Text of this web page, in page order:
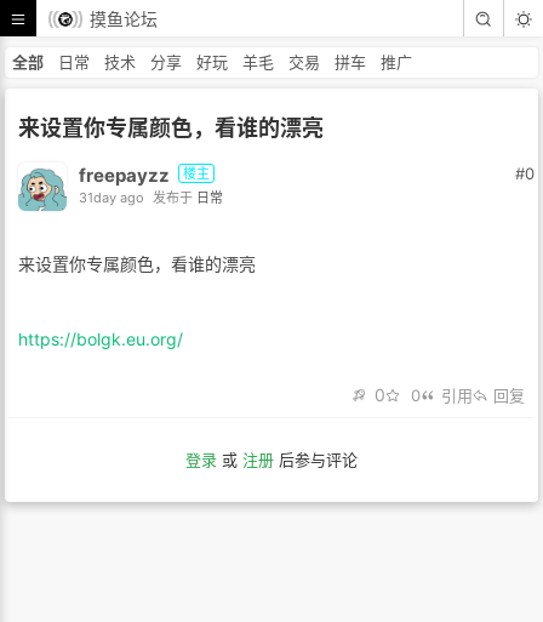
摸鱼论坛
全部 日常 技术 分享 好玩 羊毛 交易 拼车 推广
来设置你专属颜色，看谁的漂亮
freepayzz
楼主
31day ago
发布于 日常
#0
来设置你专属颜色，看谁的漂亮
https://bolgk.eu.org/
0 0 引用 回复
登录 或 注册 后参与评论